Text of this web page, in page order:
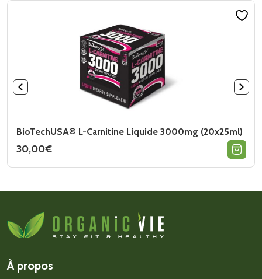
BioTechUSA® L-Carnitine Liquide 3000mg (20x25ml)
30,00€
produit
options
peuvent
être
la
À propos